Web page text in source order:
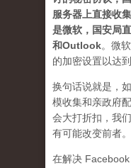
服务器上直接收
是微软，国安局
和Outlook。 微
的加密设置以达
换句话说就是，
模收集和亲政府
会大打折扣，我
有可能改变前者。
在解决